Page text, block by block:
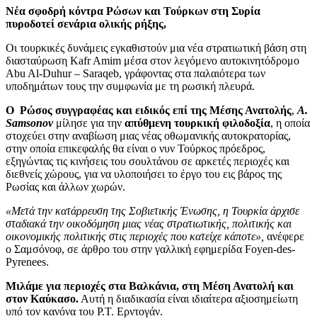
Νέα σφοδρή κόντρα Ρώσων και Τούρκων στη Συρία
πυροδοτεί σενάρια ολικής ρήξης,
Οι τουρκικές δυνάμεις εγκαθιστούν μια νέα στρατιωτική βάση στη
διασταύρωση Kafr Amim μέσα στον λεγόμενο αυτοκινητόδρομο
Abu Al-Duhur – Saraqeb, γράφοντας στα παλαιότερα των
υποδημάτων τους την συμφωνία με τη ρωσική πλευρά.
Ο Ρώσος συγγραφέας και ειδικός επί της Μέσης Ανατολής, A.
Samsonovμίλησε για την απύθμενη τουρκική φιλοδοξία, η οποία
στοχεύει στην αναβίωση μιας νέας οθωμανικής αυτοκρατορίας,
στην οποία επικεφαλής θα είναι ο νυν Τούρκος πρόεδρος,
εξηγώντας τις κινήσεις του σουλτάνου σε αρκετές περιοχές και
διεθνείς χώρους, για να υλοποιήσει το έργο του εις βάρος της
Ρωσίας και άλλων χωρών.
«Μετά την κατάρρευση της Σοβιετικής Ένωσης, η Τουρκία άρχισε
σταδιακά την οικοδόμηση μιας νέας στρατιωτικής, πολιτικής και
οικονομικής πολιτικής στις περιοχές που κατείχε κάποτε», ανέφερε
ο Σαμσόνοφ, σε άρθρο του στην γαλλική εφημερίδα Foyen-des-
Pyrenees.
Μιλάμε για περιοχές στα Βαλκάνια, στη Μέση Ανατολή και
στον Καύκασο. Αυτή η διαδικασία είναι ιδιαίτερα αξιοσημείωτη
υπό τον κανόνα του Ρ.Τ. Ερντογάν.